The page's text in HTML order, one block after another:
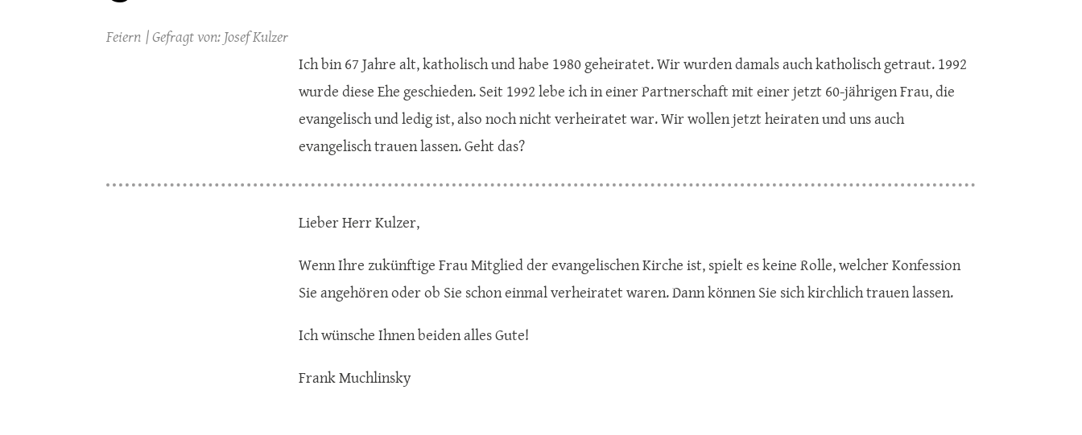
Feiern
Josef Kulzer
Ich bin 67 Jahre alt, katholisch und habe 1980 geheiratet. Wir wurden damals auch katholisch getraut. 1992
wurde diese Ehe geschieden. Seit 1992 lebe ich in einer Partnerschaft mit einer jetzt 60-jährigen Frau, die
evangelisch und ledig ist, also noch nicht verheiratet war. Wir wollen jetzt heiraten und uns auch
evangelisch trauen lassen. Geht das?
Lieber Herr Kulzer,
Wenn Ihre zukünftige Frau Mitglied der evangelischen Kirche ist, spielt es keine Rolle, welcher Konfession
Sie angehören oder ob Sie schon einmal verheiratet waren. Dann können Sie sich kirchlich trauen lassen.
Ich wünsche Ihnen beiden alles Gute!
Frank Muchlinsky